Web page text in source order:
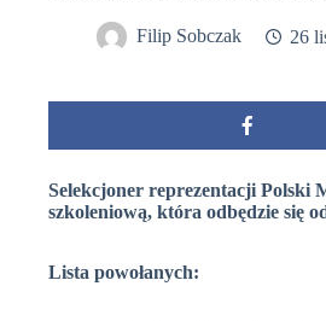
Filip Sobczak 26
Selekcjoner reprezentacji Polski
szkoleniową, która odbędzie się
Lista powołanych: